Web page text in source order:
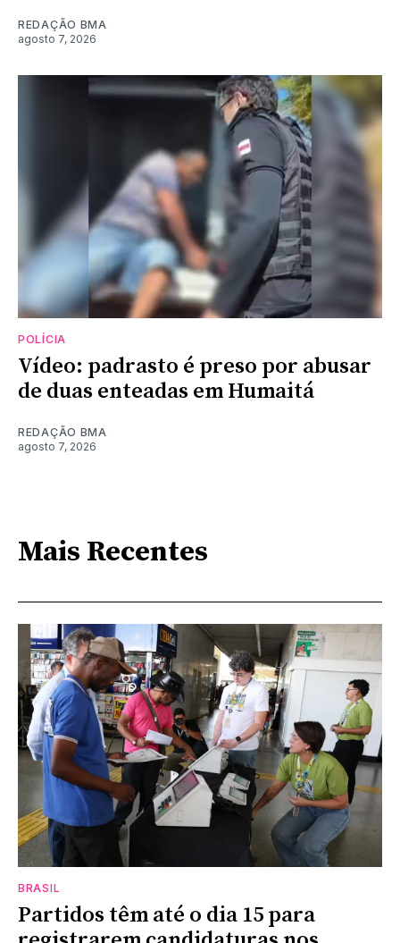
REDAÇÃO BMA
agosto 7, 2026
POLÍCIA
Vídeo: padrasto é preso por abusar
de duas enteadas em Humaitá
REDAÇÃO BMA
agosto 7, 2026
Mais Recentes
BRASIL
Partidos têm até o dia 15 para